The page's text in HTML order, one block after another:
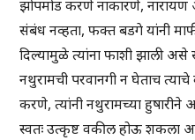
झोपमोड करणे नाकारणे, नारायण
संबंध नव्हता, फक्त बडगे यांनी
दिल्यामुळे त्यांना फाशी झाली
नथुरामची परवानगी न घेताच
करणे, त्यांनी नथुरामच्या
स्वतः उत्कृष्ट वकील होऊ शकला